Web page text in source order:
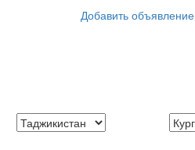
Добавить объявление